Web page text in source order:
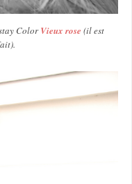
ColorVieux rose (il est